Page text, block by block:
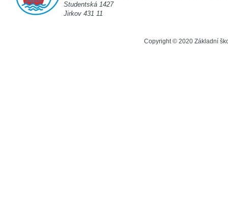
Studentská
Jirkov 431 11
Copyright © 2020 Základní